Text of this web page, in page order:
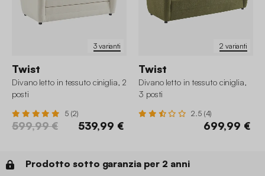
3 varianti
Twist
Divano letto in tessuto ciniglia, 2
posti
5 (2)
599,99 € 539,99 €
2 varianti
Twist
Divano letto in tessuto ciniglia,
3 posti
2.5 (4)
699,99 €
Prodotto sotto garanzia per 2 anni